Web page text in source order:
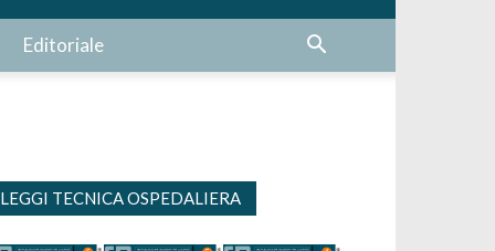
Editoriale
LEGGI TECNICA OSPEDALIERA